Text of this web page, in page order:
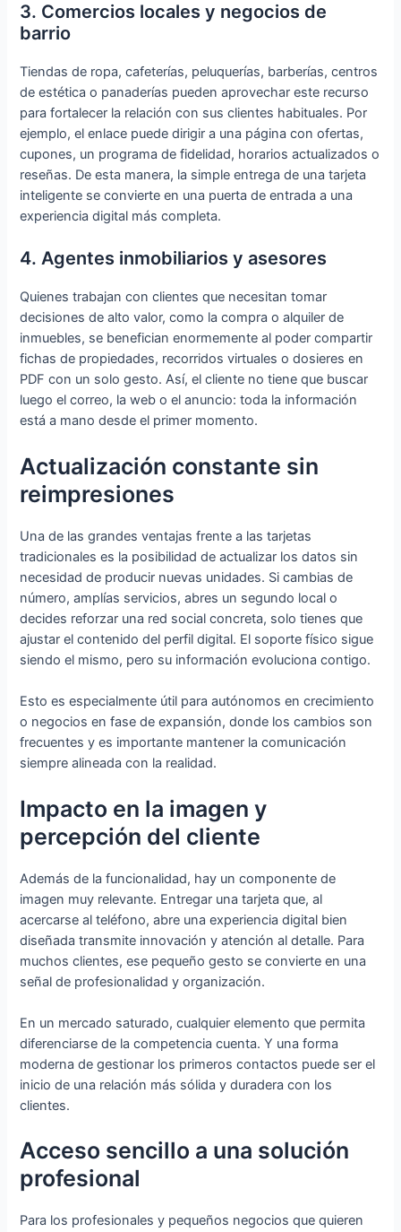
3. Comercios locales y negocios de
barrio
Tiendas de ropa, cafeterías, peluquerías, barberías, centros
de estética o panaderías pueden aprovechar este recurso
para fortalecer la relación con sus clientes habituales. Por
ejemplo, el enlace puede dirigir a una página con ofertas,
cupones, un programa de fidelidad, horarios actualizados o
reseñas. De esta manera, la simple entrega de una tarjeta
inteligente se convierte en una puerta de entrada a una
experiencia digital más completa.
4. Agentes inmobiliarios y asesores
Quienes trabajan con clientes que necesitan tomar
decisiones de alto valor, como la compra o alquiler de
inmuebles, se benefician enormemente al poder compartir
fichas de propiedades, recorridos virtuales o dosieres en
PDF con un solo gesto. Así, el cliente no tiene que buscar
luego el correo, la web o el anuncio: toda la información
está a mano desde el primer momento.
Actualización constante sin
reimpresiones
Una de las grandes ventajas frente a las tarjetas
tradicionales es la posibilidad de actualizar los datos sin
necesidad de producir nuevas unidades. Si cambias de
número, amplías servicios, abres un segundo local o
decides reforzar una red social concreta, solo tienes que
ajustar el contenido del perfil digital. El soporte físico sigue
siendo el mismo, pero su información evoluciona contigo.
Esto es especialmente útil para autónomos en crecimiento
o negocios en fase de expansión, donde los cambios son
frecuentes y es importante mantener la comunicación
siempre alineada con la realidad.
Impacto en la imagen y
percepción del cliente
Además de la funcionalidad, hay un componente de
imagen muy relevante. Entregar una tarjeta que, al
acercarse al teléfono, abre una experiencia digital bien
diseñada transmite innovación y atención al detalle. Para
muchos clientes, ese pequeño gesto se convierte en una
señal de profesionalidad y organización.
En un mercado saturado, cualquier elemento que permita
diferenciarse de la competencia cuenta. Y una forma
moderna de gestionar los primeros contactos puede ser el
inicio de una relación más sólida y duradera con los
clientes.
Acceso sencillo a una solución
profesional
Para los profesionales y pequeños negocios que quieren